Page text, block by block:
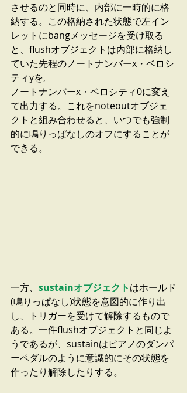
させるのと同時に、内部に一時的に格
納する。この格納された状態で左イン
レットにbangメッセージを受け取る
と、flushオブジェクトは内部に格納し
ていた先程のノートナンバーx・ベロシ
ティyを,
ノートナンバーx・ベロシティ0に変え
て出力する。これをnoteoutオブジェ
クトと組み合わせると、いつでも強制
的に鳴りっぱなしのオフにすることが
できる。
一方、 sustainオブジェクトはホールド
(鳴りっぱなし)状態を意図的に作り出
し、トリガーを受けて解除するもので
ある。一件flushオブジェクトと同じよ
うであるが、sustainはピアノのダンパ
ーペダルのように意識的にその状態を
作ったり解除したりする。